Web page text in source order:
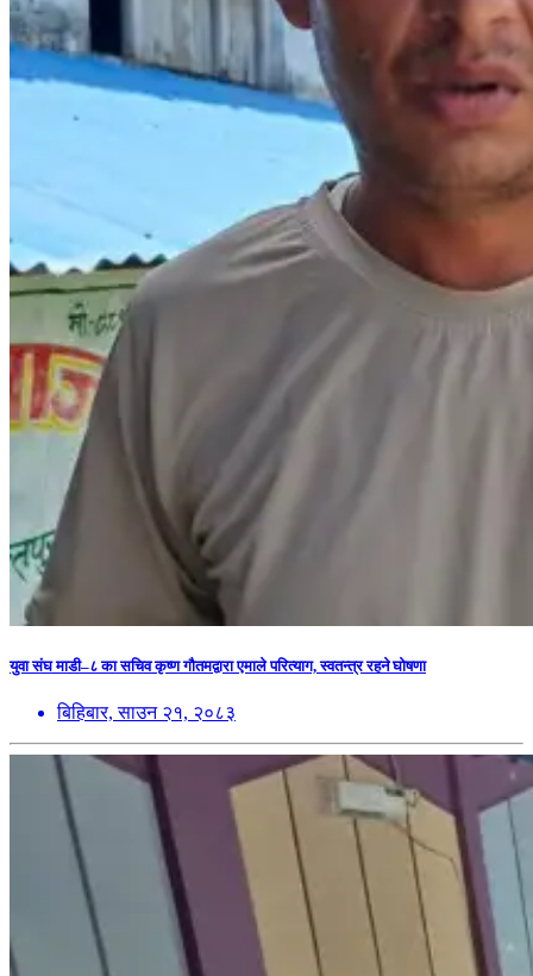
युवा संघ माडी–८ का सचिव कृष्ण गौतमद्वारा एमाले परित्याग, स्वतन्त्र रहने घोषणा
बिहिबार, साउन २१, २०८३